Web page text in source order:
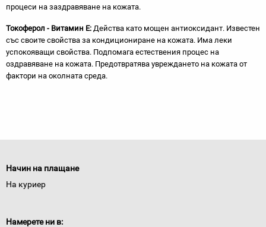
процеси на заздравяване на кожата.
Токоферол - Витамин Е: Действа като мощен антиоксидант. Известен
със своите свойства за кондициониране на кожата. Има леки
успокояващи свойства. Подпомага естествения процес на
оздравяване на кожата. Предотвратява увреждането на кожата от
фактори на околната среда.
Начин на плащане
На куриер
Намерете ни в: